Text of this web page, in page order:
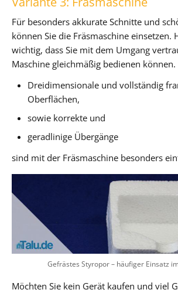
Für besonders akkurate Schnitte und
können Sie die Fräsmaschine einsetzen.
wichtig, dass Sie mit dem Umgang
Maschine gleichmäßig bedienen können.
Dreidimensionale und vollständig
Oberflächen,
sowie korrekte und
geradlinige Übergänge
sind mit der Fräsmaschine besonders
Gefrästes Styropor – häufiger Einsatz
Möchten Sie kein Gerät kaufen und viel